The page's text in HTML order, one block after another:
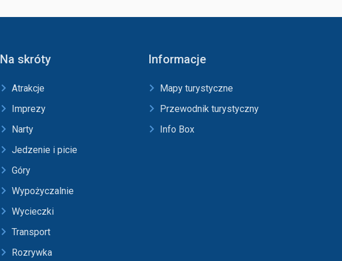
Na skróty
Atrakcje
Imprezy
Narty
Jedzenie i picie
Góry
Wypożyczalnie
Wycieczki
Transport
Rozrywka
Informacje
Mapy turystyczne
Przewodnik turystyczny
Info Box